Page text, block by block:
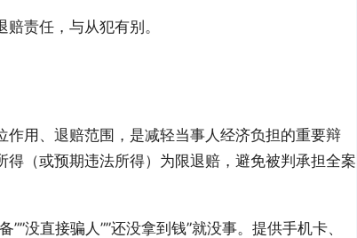
责任，与从犯有别。
用、退赔范围，是减轻当事人经济负担的重要辩
（或预期违法所得）为限退赔，避免被判承担全案
没直接骗人””还没拿到钱”就没事。提供手机卡、